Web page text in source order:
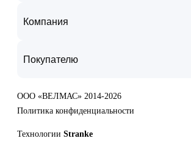
Компания
Покупателю
ООО «ВЕЛМАС» 2014-2026
Политика конфиденциальности
Технологии Stranke